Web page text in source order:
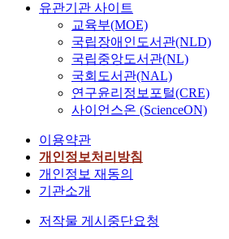
유관기관 사이트
교육부(MOE)
국립장애인도서관(NLD)
국립중앙도서관(NL)
국회도서관(NAL)
연구윤리정보포털(CRE)
사이언스온 (ScienceON)
이용약관
개인정보처리방침
개인정보 재동의
기관소개
저작물 게시중단요청